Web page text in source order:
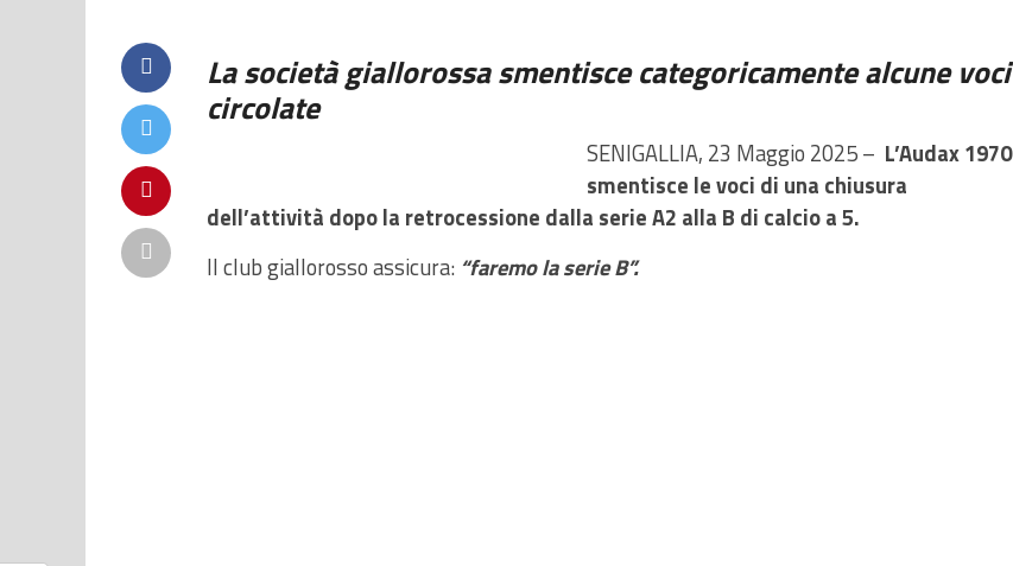
La società giallorossa smentisce categoricamente alcune voci
circolate
SENIGALLIA, 23 Maggio 2025 – L’Audax 1970
smentisce le voci di una chiusura
dell’attività dopo la retrocessione dalla serie A2 alla B di calcio a 5.
Il club giallorosso assicura: “faremo la serie B”.